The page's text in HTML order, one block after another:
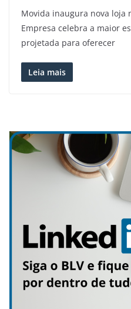
Movida inaugura nova loja
Empresa celebra a maior
projetada para oferecer
Leia mais